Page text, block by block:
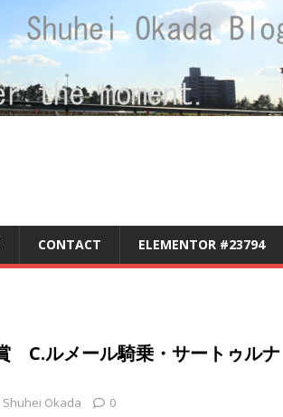
CONTACT ELEMENTOR #23794
C.ルメール騎乗・サートゥルナ
Shuhei Okada 0